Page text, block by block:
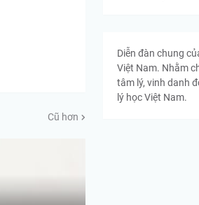
Cũ hơn
Diễn đàn chung
Việt Nam. Nhằm
tâm lý, vinh danh
lý học Việt Nam.